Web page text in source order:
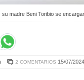
madre Beni Toribio se
2 COMENTARIOS 15/07/